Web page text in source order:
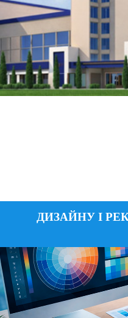
ДИЗАЙНУ І
+38 (093) 635-05-40; +38
вул. Є. Коновальця,